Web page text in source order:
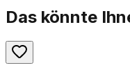
Das könnte